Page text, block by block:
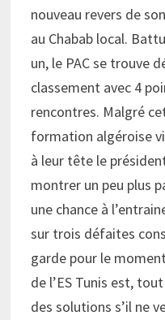
nouveau revers de
au Chabab local.
un, le PAC se trouve
classement avec 4
rencontres. Malgré
formation algéroise
à leur tête le
montrer un peu plus
une chance à
sur trois défaites
garde pour le
de l’ES Tunis est,
des solutions s’il ne